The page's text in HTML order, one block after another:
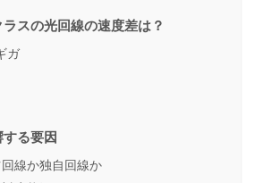
スの光回線の速度差は？
ガ
る要因
線か独自回線か